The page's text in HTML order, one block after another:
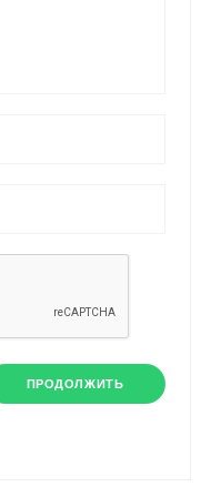
ПРОДОЛЖИТЬ